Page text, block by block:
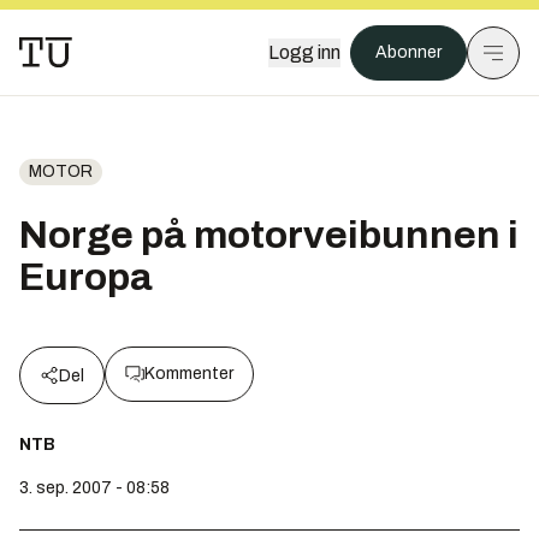
Logg inn Abonner
MOTOR
Norge på motorveibunnen i
Europa
Del Kommenter
NTB
3. sep. 2007 - 08:58